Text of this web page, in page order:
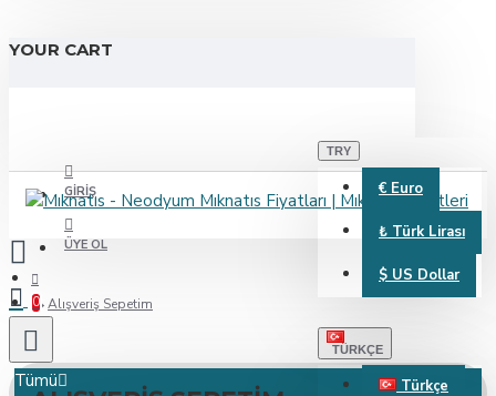
YOUR CART
GIRIŞ
ÜYE OL
TRY
€ Euro
₺ Türk Lirası
$ US Dollar
TÜRKÇE
Türkçe
0
Tümü
Alışveriş Sepetim